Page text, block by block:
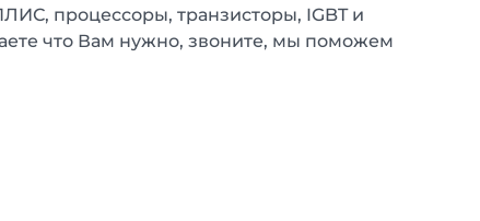
процессоры, транзисторы, IGBT и
что Вам нужно, звоните, мы поможем